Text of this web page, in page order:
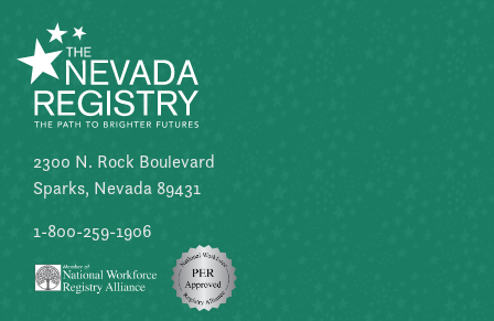
2300 N. Rock Boulevard
Sparks, Nevada 89431
1-800-259-1906